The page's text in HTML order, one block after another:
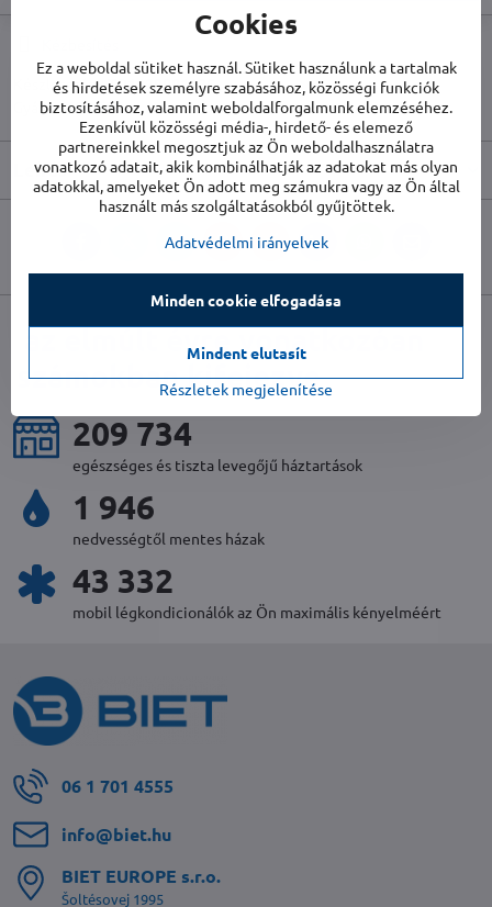
Készletszám:TR1120001125
Gyártó:TROTEC
Leírás
TwitterBlueskyPinterestRedditLinkedIn
az elmúlt évre vonatkozóan
számokban kifejezve
224 504
egészséges és tiszta levegőjű háztartások
2 086
nedvességtől mentes házak
46 472
mobil légkondicionálók az Ön maximális kényelméért
06 1 701 4555
info​@biet​.hu
BIET EUROPE s​.r​.o​.
Šoltésovej 1995
Cookies
Ez a weboldal sütiket használ. Sütiket használunk a tartalmak
és hirdetések személyre szabásához, közösségi funkciók
biztosításához, valamint weboldalforgalmunk elemzéséhez.
Ezenkívül közösségi média-, hirdető- és elemező
partnereinkkel megosztjuk az Ön weboldalhasználatra
vonatkozó adatait, akik kombinálhatják az adatokat más olyan
adatokkal, amelyeket Ön adott meg számukra vagy az Ön által
használt más szolgáltatásokból gyűjtöttek.
Adatvédelmi irányelvek
Részletek megjelenítése
Minden cookie elfogadása
Mindent elutasít